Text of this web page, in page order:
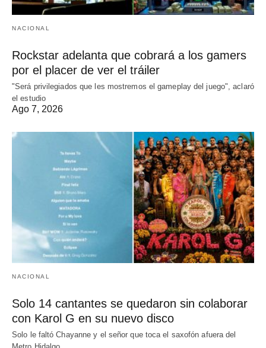
NACIONAL
Rockstar adelanta que cobrará a los gamers
por el placer de ver el tráiler
"Será privilegiados que les mostremos el gameplay del juego", aclaró
el estudio
Ago 7, 2026
NACIONAL
Solo 14 cantantes se quedaron sin colaborar
con Karol G en su nuevo disco
Solo le faltó Chayanne y el señor que toca el saxofón afuera del